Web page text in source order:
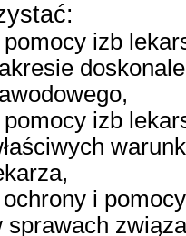
pomocy izb
pomocy izb
i
sprawach